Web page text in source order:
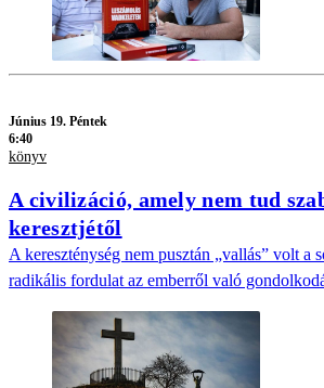
Június 19. Péntek
6:40
könyv
A civilizáció, amely nem tud
keresztjétől
A kereszténység nem pusztán „vallás” volt a
radikális fordulat az emberről való